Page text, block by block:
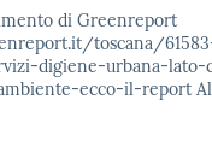
di Greenreport
toscana/
digiene-urbana-lato-
ecco-il-report Al